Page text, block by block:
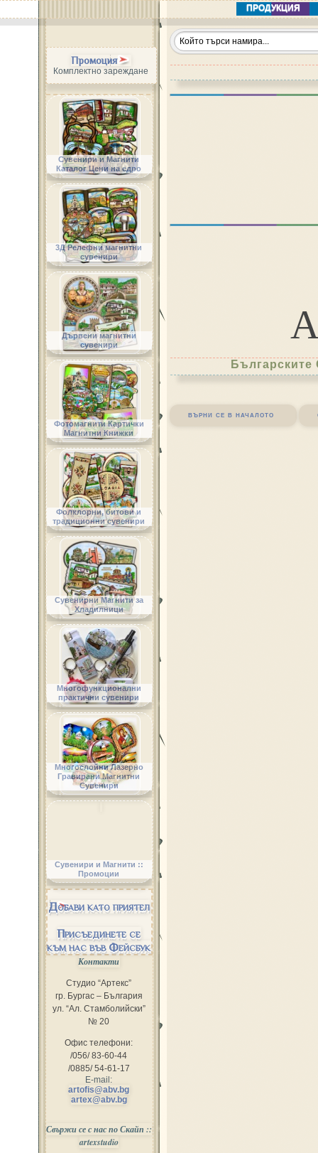
ПРОДУКЦИЯ
върни се в началото
Промоция
Комплектно зареждане
Сувенири и Магнити
Каталог Цени на едро
3Д Релефни магнитни
сувенири
Дървени магнитни
сувенири
Фотомагнити Картички
Магнитни Книжки
Фолклорни, битови и
традиционни сувенири
Сувенирни Магнити за
Хладилници
Многофункционални
практични сувенири
Многослойни Лазерно
Гравирани Магнитни
Сувенири
Сувенири и Магнити ::
Промоции
Добави като приятел
Присъединете се
към нас във Фейсбук
Контакти
Студио “Артекс”
гр. Бургас – България
ул. “Ал. Стамболийски”
№ 20
Офис телефони:
/056/ 83-60-44
/0885/ 54-61-17
E-mail:
artofis@abv.bg
artex@abv.bg
Свържи се с нас по Скайп ::
artexstudio